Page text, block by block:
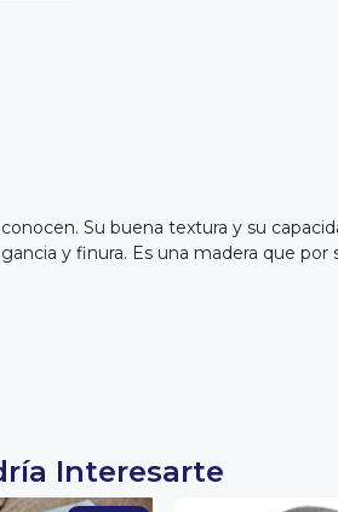
Su buena textura y su
y finura. Es una madera que
Interesarte